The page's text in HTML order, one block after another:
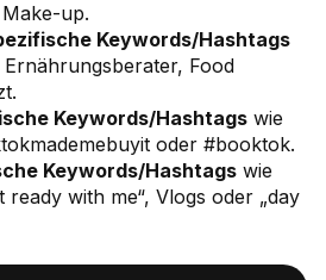
up.
Keywords/Hashtags
Food
Keywords/Hashtags wie
oder #booktok.
Keywords/Hashtags wie
ready with me“, Vlogs oder „day